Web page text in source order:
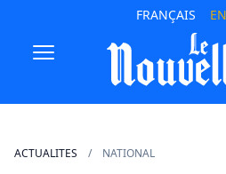
FRANÇAIS
ACTUALITES NATIONAL